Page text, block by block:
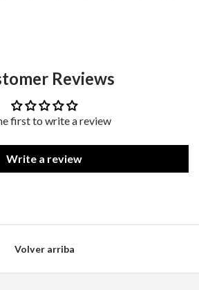
Reviews
first to write a review
Write a review
Volver arriba